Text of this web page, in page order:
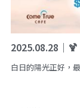
永續績
企業責
水一點
餐點介
咖啡 &
美味蔬
咖啡訂
購物須
加入夢
夢享卡
咖啡知識
創業加盟
夥伴招募
2025.08.28｜
白日的陽光正好，